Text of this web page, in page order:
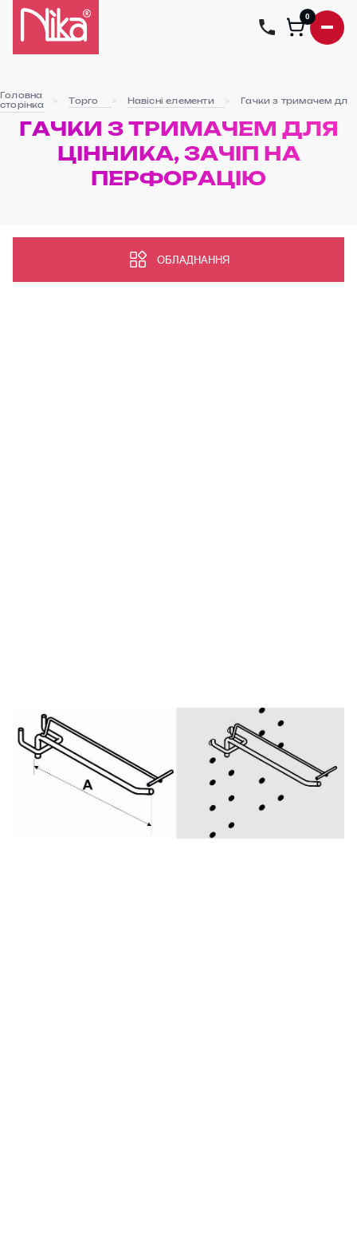
0
Головна
сторінка
Торгове обладнання Навісні елементи до перфорованих панелей Гачки з тримачем для цінника, зачіп на перфорацію
ГАЧКИ З ТРИМАЧЕМ ДЛЯ
ЦІННИКА, ЗАЧІП НА
ПЕРФОРАЦІЮ
ОБЛАДНАННЯ